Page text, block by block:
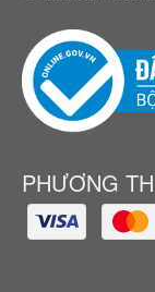
PHƯƠNG